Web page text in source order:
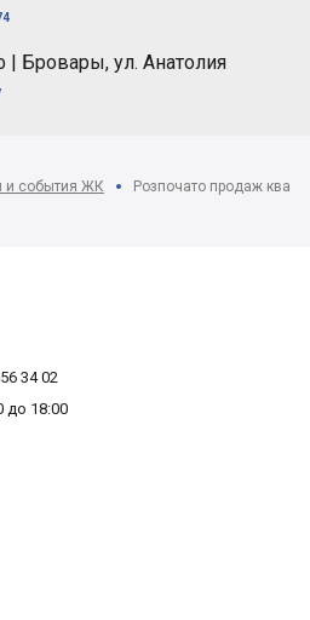
Бровары, ул. Анатолия
и события ЖК Розпочато продаж
34 02
до 18:00